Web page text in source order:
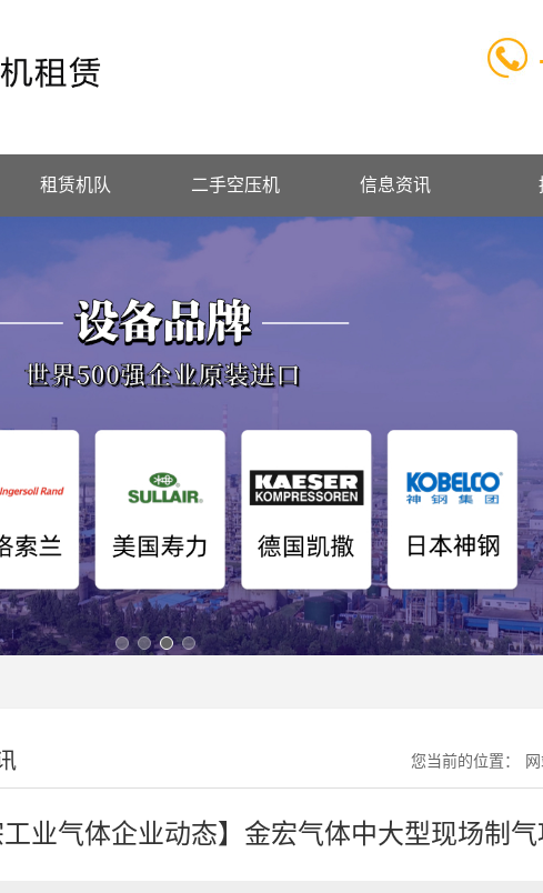
租赁机队 二手空压机 信息资讯
您当前的位置：
工业气体企业动态】金宏气体中大型现场制